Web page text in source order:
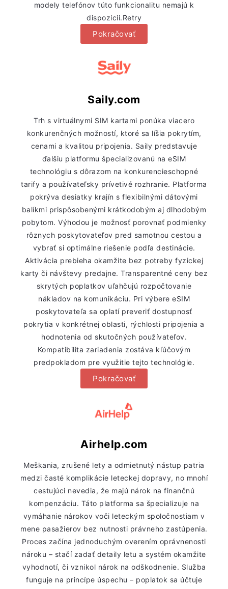
modely telefónov túto funkcionalitu nemajú k
dispozícii.Retry
Pokračovať
Saily.com
Trh s virtuálnymi SIM kartami ponúka viacero
konkurenčných možností, ktoré sa líšia pokrytím,
cenami a kvalitou pripojenia. Saily predstavuje
ďalšiu platformu špecializovanú na eSIM
technológiu s dôrazom na konkurencieschopné
tarify a používateľsky prívetivé rozhranie. Platforma
pokrýva desiatky krajín s flexibilnými dátovými
balíkmi prispôsobenými krátkodobým aj dlhodobým
pobytom. Výhodou je možnosť porovnať podmienky
rôznych poskytovateľov pred samotnou cestou a
vybrať si optimálne riešenie podľa destinácie.
Aktivácia prebieha okamžite bez potreby fyzickej
karty či návštevy predajne. Transparentné ceny bez
skrytých poplatkov uľahčujú rozpočtovanie
nákladov na komunikáciu. Pri výbere eSIM
poskytovateľa sa oplatí preveriť dostupnosť
pokrytia v konkrétnej oblasti, rýchlosti pripojenia a
hodnotenia od skutočných používateľov.
Kompatibilita zariadenia zostáva kľúčovým
predpokladom pre využitie tejto technológie.
Pokračovať
Airhelp.com
Meškania, zrušené lety a odmietnutý nástup patria
medzi časté komplikácie leteckej dopravy, no mnohí
cestujúci nevedia, že majú nárok na finančnú
kompenzáciu. Táto platforma sa špecializuje na
vymáhanie nárokov voči leteckým spoločnostiam v
mene pasažierov bez nutnosti právneho zastúpenia.
Proces začína jednoduchým overením oprávnenosti
nároku – stačí zadať detaily letu a systém okamžite
vyhodnotí, či vznikol nárok na odškodnenie. Služba
funguje na princípe úspechu – poplatok sa účtuje